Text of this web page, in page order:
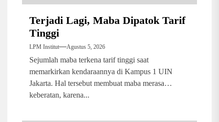
Terjadi Lagi, Maba Dipatok Tarif
Tinggi
LPM Institut Agustus 5, 2026
Sejumlah maba terkena tarif tinggi saat
memarkirkan kendaraannya di Kampus 1 UIN
Jakarta. Hal tersebut membuat maba merasa
keberatan, karena...